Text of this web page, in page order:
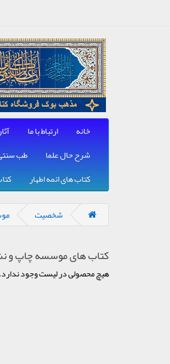
خانه ارتباط با ما
شرح حال علما
طب
کتاب های ائمه اطهار
شخصیت
کتاب های موسسه چاپ
هیچ محصولی در لیست وجود ندارد.